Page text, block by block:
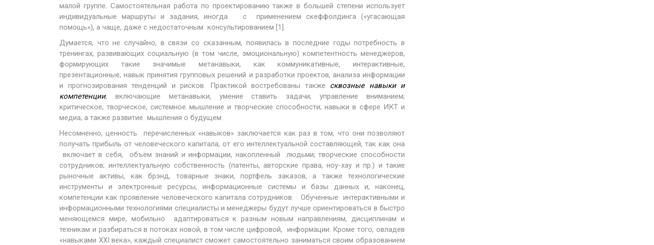
малой группе. Самостоятельная работа по проектированию также в большей степени использует
индивидуальные маршруты и задания, иногда с применением скеффолдинга («угасающая
помощь»), а чаще, даже с недостаточным консультированием [1].
Думается, что не случайно, в связи со сказанным, появилась в последние годы потребность в
тренингах, развивающих социальную (в том числе, эмоциональную) компетентность менеджеров,
формирующих такие значимые метанавыки, как коммуникативные, интерактивные,
презентационные, навык принятия групповых решений и разработки проектов, анализа информации
и прогнозирования тенденций и рисков. Практикой востребованы также сквозные навыки и
компетенции, включающие метанавыки, умение ставить задачи; управление вниманием;
критическое, творческое, системное мышление и творческие способности; навыки в сфере ИКТ и
медиа, а также развитие мышления о будущем.
Несомненно, ценность перечисленных «навыков» заключается как раз в том, что они позволяют
получать прибыль от человеческого капитала, от его интеллектуальной составляющей, так как она
включает в себя, объём знаний и информации, накопленный людьми; творческие способности
сотрудников; интеллектуальную собственность (патенты, авторские права, ноу-хау и пр.) и такие
рыночные активы, как брэнд, товарные знаки, портфель заказов, а также технологические
инструменты и электронные ресурсы, информационные системы и базы данных и, наконец,
компетенции как проявление человеческого капитала сотрудников. Обученные интерактивными и
информационными технологиями специалисты и менеджеры будут лучше ориентироваться в быстро
меняющемся мире, мобильно адаптироваться к разным новым направлениям, дисциплинам и
техникам и разбираться в потоках новой, в том числе цифровой, информации. Кроме того, овладев
«навыками XXI века», каждый специалист сможет самостоятельно заниматься своим образованием